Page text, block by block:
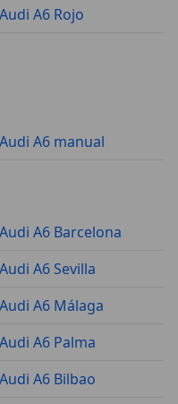
Audi A6 Rojo
Audi A6 manual
Audi A6 Barcelona
Audi A6 Sevilla
Audi A6 Málaga
Audi A6 Palma
Audi A6 Bilbao